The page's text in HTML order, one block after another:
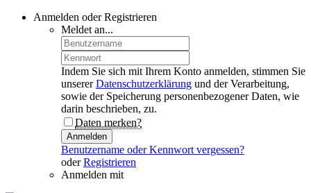
Anmelden oder Registrieren
Meldet an...
Indem Sie sich mit Ihrem Konto anmelden, stimmen Sie
unsererDatenschutzerklärung und der Verarbeitung,
sowie der Speicherung personenbezogener Daten, wie
darin beschrieben, zu.
Daten merken?
Anmelden
Benutzername oder Kennwort vergessen?
oderRegistrieren
Anmelden mit